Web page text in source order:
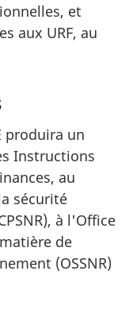
et
aux URF, au
produira un
Instructions
au
sécurité
à l'Office
de
(OSSNR)